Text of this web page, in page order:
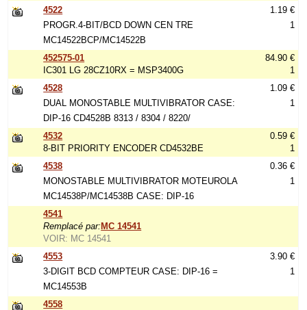
4522
PROGR.4-BIT/BCD DOWN CEN TRE
MC14522BCP/MC14522B
1.19 €
1
452575-01
IC301 LG 28CZ10RX = MSP3400G
84.90 €
1
4528
DUAL MONOSTABLE MULTIVIBRATOR CASE:
DIP-16 CD4528B 8313 / 8304 / 8220/
1.09 €
1
4532
8-BIT PRIORITY ENCODER CD4532BE
0.59 €
1
4538
MONOSTABLE MULTIVIBRATOR MOTEUROLA
MC14538P/MC14538B CASE: DIP-16
0.36 €
1
4541
Remplacé par: MC 14541
VOIR: MC 14541
4553
3-DIGIT BCD COMPTEUR CASE: DIP-16 =
MC14553B
3.90 €
1
4558